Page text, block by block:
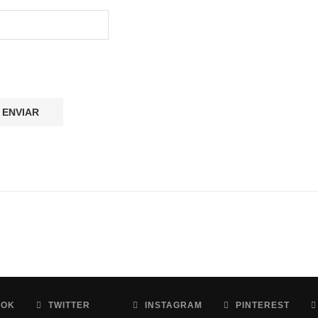
TWITTER INSTAGRAM PINTEREST